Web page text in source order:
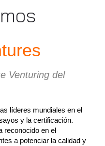
Venturing del
líderes mundiales en el
y la certificación.
reconocido en el
a potenciar la calidad y